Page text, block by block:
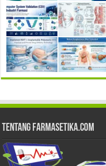
Tentang Farmasetika.com